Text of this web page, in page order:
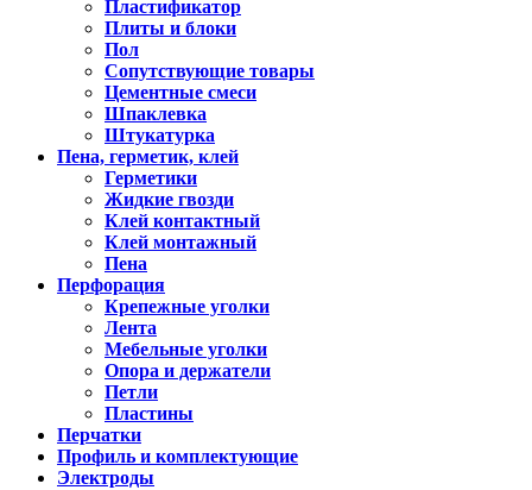
Пластификатор
Плиты и блоки
Пол
Сопутствующие товары
Цементные смеси
Шпаклевка
Штукатурка
Пена, герметик, клей
Герметики
Жидкие гвозди
Клей контактный
Клей монтажный
Пена
Перфорация
Крепежные уголки
Лента
Мебельные уголки
Опора и держатели
Петли
Пластины
Перчатки
Профиль и комплектующие
Электроды